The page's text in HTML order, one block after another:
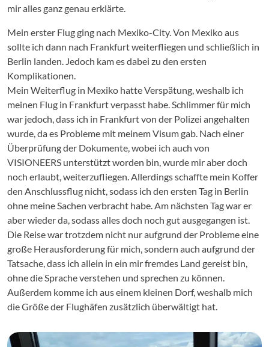
mir alles ganz genau erklärte.
Mein erster Flug ging nach Mexiko-City. Von Mexiko aus
sollte ich dann nach Frankfurt weiterfliegen und schließlich in
Berlin landen. Jedoch kam es dabei zu den ersten
Komplikationen.
Mein Weiterflug in Mexiko hatte Verspätung, weshalb ich
meinen Flug in Frankfurt verpasst habe. Schlimmer für mich
war jedoch, dass ich in Frankfurt von der Polizei angehalten
wurde, da es Probleme mit meinem Visum gab. Nach einer
Überprüfung der Dokumente, wobei ich auch von
VISIONEERS unterstützt worden bin, wurde mir aber doch
noch erlaubt, weiterzufliegen. Allerdings schaffte mein Koffer
den Anschlussflug nicht, sodass ich den ersten Tag in Berlin
ohne meine Sachen verbracht habe. Am nächsten Tag war er
aber wieder da, sodass alles doch noch gut ausgegangen ist.
Die Reise war trotzdem nicht nur aufgrund der Probleme eine
große Herausforderung für mich, sondern auch aufgrund der
Tatsache, dass ich allein in ein mir fremdes Land gereist bin,
ohne die Sprache verstehen und sprechen zu können.
Außerdem komme ich aus einem kleinen Dorf, weshalb mich
die Größe der Flughäfen zusätzlich überwältigt hat.